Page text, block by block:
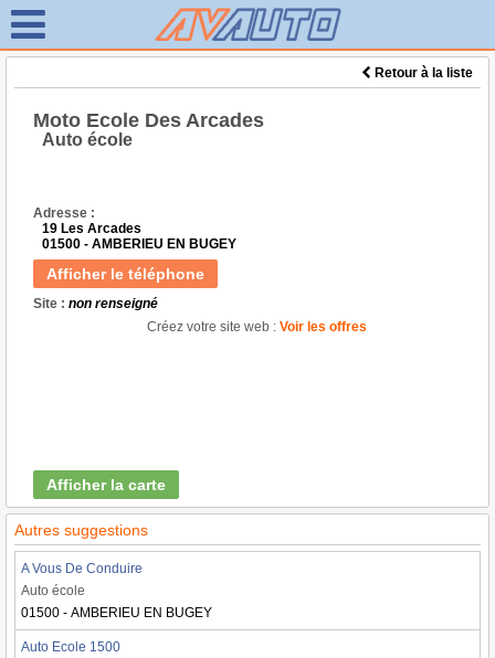
Retour à la liste
Moto Ecole Des Arcades
Auto école
Adresse :
19 Les Arcades
01500 - AMBERIEU EN BUGEY
Afficher le téléphone
Site : non renseigné
Créez votre site web : Voir les offres
Afficher la carte
Autres suggestions
A Vous De Conduire
Auto école
01500 - AMBERIEU EN BUGEY
Auto Ecole 1500